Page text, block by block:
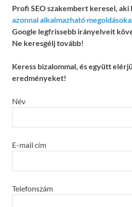
Profi SEO szakembert keresel, aki
azonnal alkalmazható
Google legfrissebb irányelveit
Ne keresgélj tovább!
Keress bizalommal, és együtt
eredményeket!
Név
E-mail cím
Telefonszám